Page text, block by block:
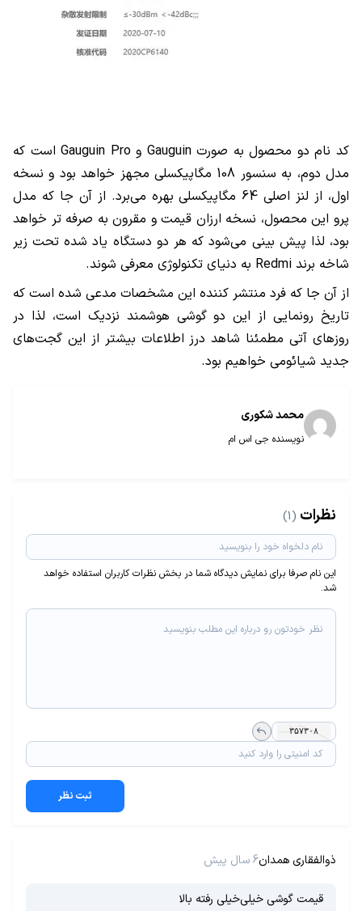
کد نام دو محصول به صورتGauguin وGauguin Proاست که
مدل دوم، به سنسور 108 مگاپیکسلی مجهز خواهد بود و نسخه
اول، از لنز اصلی 64 مگاپیکسلی بهره می‌برد. از آن جا که مدل
پرو این محصول، نسخه ارزان قیمت و مقرون به صرفه تر خواهد
بود، لذا پیش بینی می‌شود که هر دو دستگاه یاد شده تحت زیر
شاخه برند Redmi به دنیای تکنولوژی معرفی شوند.
از آن جا که فرد منتشر کننده این مشخصات مدعی شده است که
تاریخ رونمایی از این دو گوشی هوشمند نزدیک است، لذا در
روزهای آتی مطمئنا شاهد درز اطلاعات بیشتر از این گجت‌های
جدید شیائومی خواهیم بود.
محمد شکوری
نویسنده جی اس ام
نظرات (1)
این نام صرفا برای نمایش دیدگاه شما در بخش نظرات کاربران استفاده خواهد
شد.
ثبت نظر
ذوالفقاری همدان6 سال پیش
قیمت گوشی خیلی‌خیلی رفته بالا